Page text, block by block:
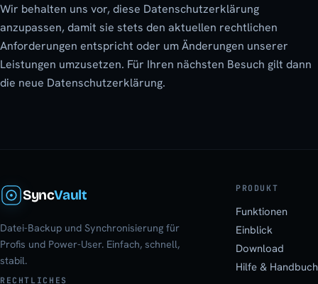
Wir behalten uns vor, diese Datenschutzerklärung
anzupassen, damit sie stets den aktuellen rechtlichen
Anforderungen entspricht oder um Änderungen unserer
Leistungen umzusetzen. Für Ihren nächsten Besuch gilt dann
die neue Datenschutzerklärung.
SyncVault
Datei-Backup und Synchronisierung für
Profis und Power-User. Einfach, schnell,
stabil.
PRODUKT
Funktionen
Einblick
Download
Hilfe & Handbuch
RECHTLICHES